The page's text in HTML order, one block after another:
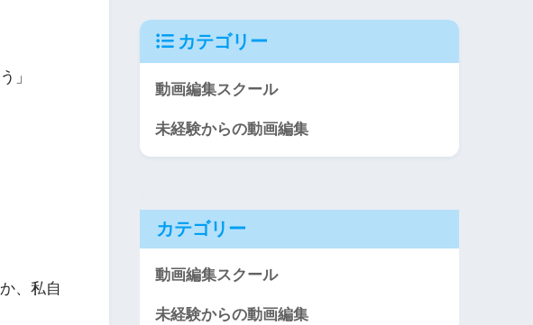
」
、私自
カテゴリー
動画編集スクール
未経験からの動画編集
カテゴリー
動画編集スクール
未経験からの動画編集